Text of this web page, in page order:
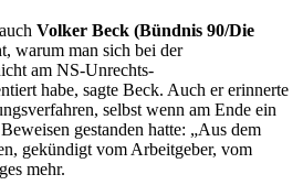
Volker Beck (Bündnis 90/Die
warum man sich bei der
am NS-Unrechts-
habe, sagte Beck. Auch er erinnerte
selbst wenn am Ende ein
gestanden hatte: „Aus dem
gekündigt vom Arbeitgeber, vom
mehr.